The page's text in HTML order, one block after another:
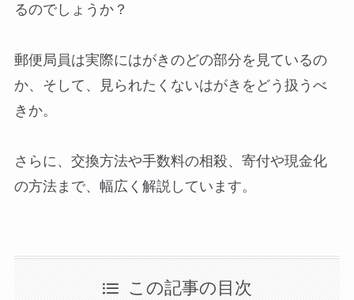
るのでしょうか？
郵便局員は実際にはがきのどの部分を見ているの
か、そして、見られたくないはがきをどう扱うべ
きか。
さらに、交換方法や手数料の相殺、寄付や現金化
の方法まで、幅広く解説しています。
この記事の目次